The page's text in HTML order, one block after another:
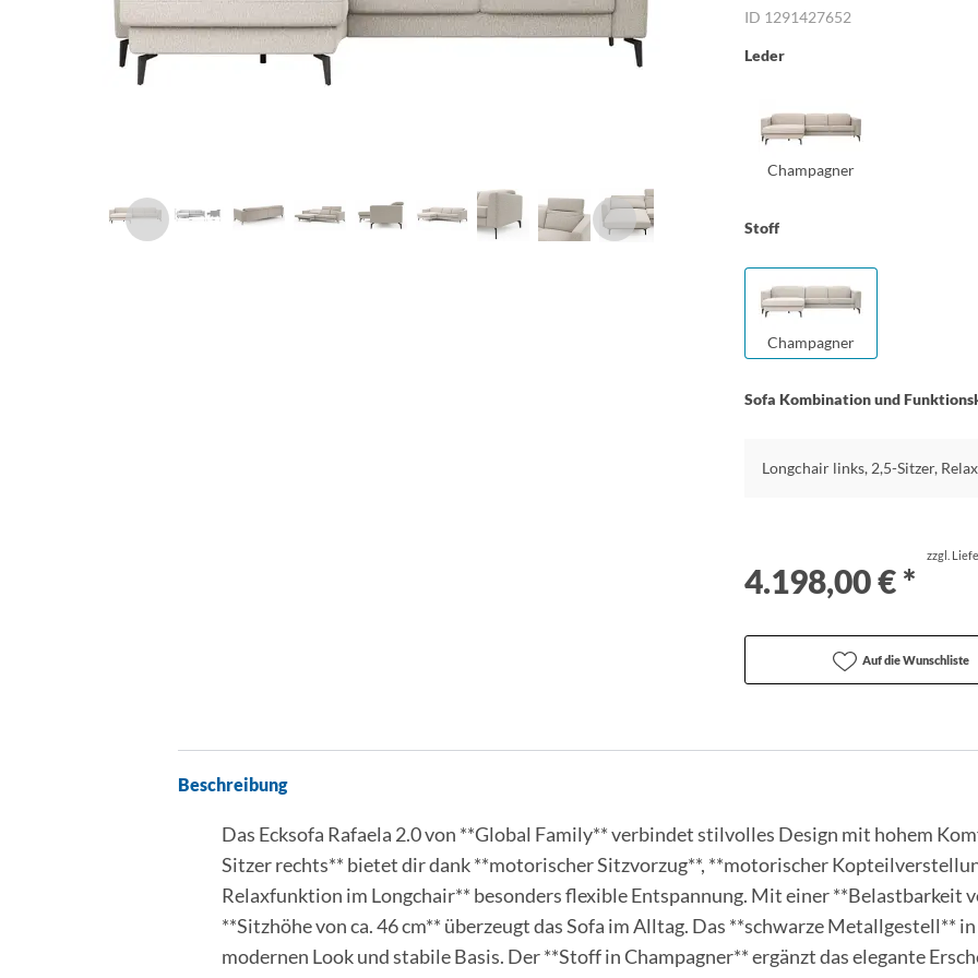
ID 1291427652
Leder
Champagner
Stoff
Champagner
Sofa Kombination und
Longchair links, 2,5-Sitzer,
4.198,00 € *
zzgl.
Auf die Wunschliste
Beschreibung
Das Ecksofa Rafaela 2.0 von **Global Family** verbindet stilvolles Design mit hohem
Sitzer rechts** bietet dir dank **motorischer Sitzvorzug**, **motorischer
Relaxfunktion im Longchair** besonders flexible Entspannung. Mit einer **Belastbarkeit
**Sitzhöhe von ca. 46 cm** überzeugt das Sofa im Alltag. Das **schwarze Metallgestell**
modernen Look und stabile Basis. Der **Stoff in Champagner** ergänzt das elegante